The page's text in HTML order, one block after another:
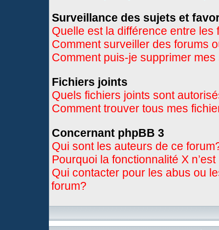
Surveillance des sujets et
Quelle est la différence entre
Comment surveiller des forums
Comment puis-je supprimer
Fichiers joints
Quels fichiers joints sont
Comment trouver tous mes
Concernant phpBB 3
Qui sont les auteurs de ce
Pourquoi la fonctionnalité X
Qui contacter pour les abus ou
forum?